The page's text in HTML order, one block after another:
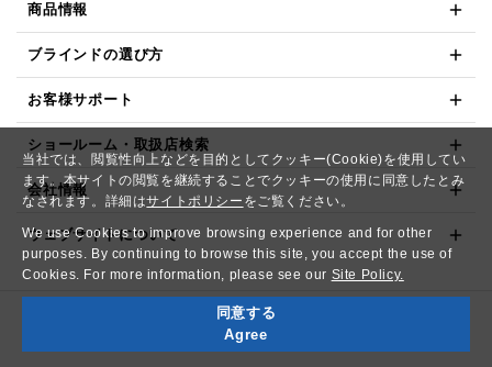
当社では、閲覧性向上などを目的としてクッキー(Cookie)を使用してい
ます。本サイトの閲覧を継続することでクッキーの使用に同意したとみ
なされます。詳細はサイトポリシー をご覧ください。
We use Cookies to improve browsing experience and for other
purposes. By continuing to browse this site, you accept the use of
Cookies. For more information, please see our Site Policy.
同意する
Agree
商品情報
ブラインドの選び方
お客様サポート
ショールーム・取扱店検索
会社情報
ウェブサイトについて
Copyright© NICHIBEI CO.,LTD. All Rights Reserved.